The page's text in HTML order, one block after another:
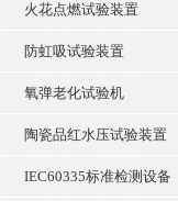
火花点燃试验装置
防虹吸试验装置
氧弹老化试验机
陶瓷品红水压试验装置
IEC60335标准检测设备